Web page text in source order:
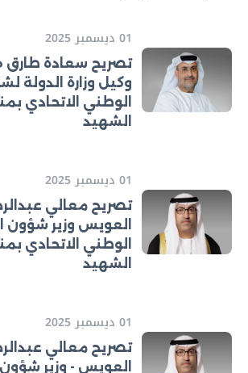
01 ديسمبر 2025
تصريح سعادة طارق
وكيل وزارة الدولة
الوطني الاتحادي
الشهيد
01 ديسمبر 2025
تصريح معالي
العويس وزير
الوطني الاتحادي
الشهيد
01 ديسمبر 2025
تصريح معالي
العويس - وزير